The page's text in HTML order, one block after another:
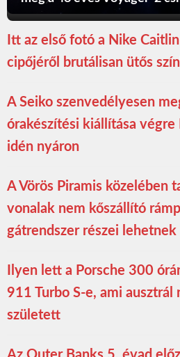
Itt az első fotó a Nike
cipőjéről brutálisan ütős
A Seiko szenvedélyesen
órakészítési kiállítása végre
idén nyáron
A Vörös Piramis közelében
vonalak nem kőszállító
gátrendszer részei lehetnek
Ilyen lett a Porsche 300
911 Turbo S-e, ami ausztrál
született